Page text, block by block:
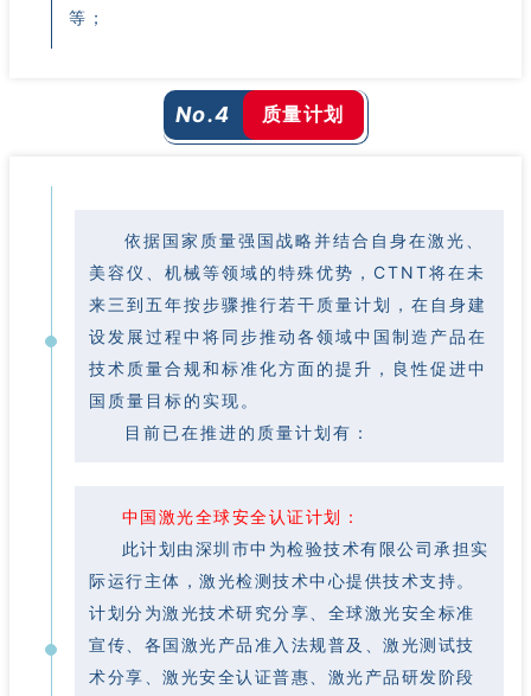
等；
No.4 质量计划
依据国家质量强国战略并结合自身在激光、
美容仪、机械等领域的特殊优势，CTNT将在未
来三到五年按步骤推行若干质量计划，在自身建
设发展过程中将同步推动各领域中国制造产品在
技术质量合规和标准化方面的提升，良性促进中
国质量目标的实现。
目前已在推进的质量计划有：
中国激光全球安全认证计划：
此计划由深圳市中为检验技术有限公司承担实
际运行主体，激光检测技术中心提供技术支持。
计划分为激光技术研究分享、全球激光安全标准
宣传、各国激光产品准入法规普及、激光测试技
术分享、激光安全认证普惠、激光产品研发阶段